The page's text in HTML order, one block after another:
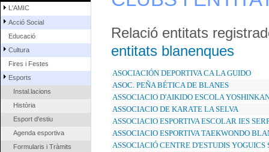
L'AMIC
Acció Social
Educació
Cultura
Fires i Festes
Esports
Instal.lacions
Història
Esport d'estiu
Agenda esportiva
Formularis i Tràmits
Relació entitats
entitats blanenques
ASOCIACIÓN DEPORTIVA CA LA GUIDO
ASOC. PEÑA BÉTICA DE BLANES
ASSOCIACIO D'AIKIDO ESCOLA
ASSOCIACIO DE KARATE LA SELVA
ASSOCIACIO ESPORTIVA ESCOLAR IES
ASSOCIACIO ESPORTIVA TAEKWONDO
ASSOCIACIÓ CENTRE D'ESTUDIS